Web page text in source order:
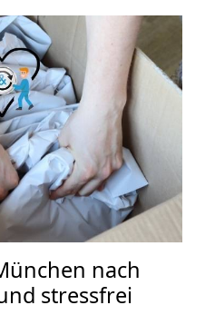
nach
stressfrei